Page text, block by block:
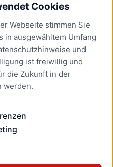
Cookies
Webseite stimmen Sie
in ausgewähltem Umfang
und
ist freiwillig und
die Zukunft in der
werden.